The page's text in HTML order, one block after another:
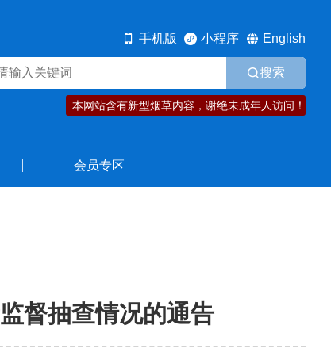
手机版 小程序 English
搜索
本网站含有新型烟草内容，谢绝未成年人访问！
会员专区
督抽查情况的通告